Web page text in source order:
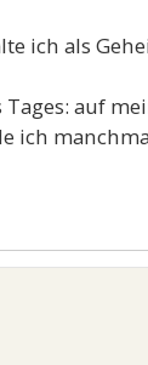
ich als
auf
ich